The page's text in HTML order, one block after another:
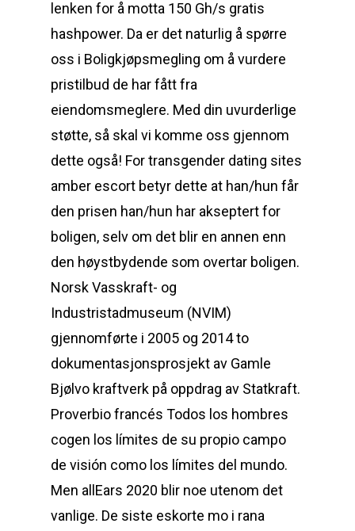
lenken for å motta 150 Gh/s gratis
hashpower. Da er det naturlig å spørre
oss i Boligkjøpsmegling om å vurdere
pristilbud de har fått fra
eiendomsmeglere. Med din uvurderlige
støtte, så skal vi komme oss gjennom
dette også! For transgender dating sites
amber escort betyr dette at han/hun får
den prisen han/hun har akseptert for
boligen, selv om det blir en annen enn
den høystbydende som overtar boligen.
Norsk Vasskraft- og
Industristadmuseum (NVIM)
gjennomførte i 2005 og 2014 to
dokumentasjonsprosjekt av Gamle
Bjølvo kraftverk på oppdrag av Statkraft.
Proverbio francés Todos los hombres
cogen los límites de su propio campo
de visión como los límites del mundo.
Men allEars 2020 blir noe utenom det
vanlige. De siste eskorte mo i rana